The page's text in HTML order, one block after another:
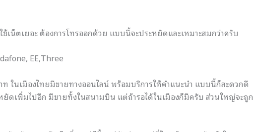
เน็ตเยอะ ต้องการโทรออกด้วย แบบนี้จะประหยัดและเหมาะสมกว่าครับ
EE,Three
ในเมืองไทยมีขายทางออนไลน์ พร้อมบริการให้คำแนะนำ แบบนี้ก็สะดวกดี
ยัดเพิ่มไปอีก มีขายทั้งในสนามบิน แต่ถ้ารอได้ในเมืองก็มีครับ ส่วนใหญ่จะถูก